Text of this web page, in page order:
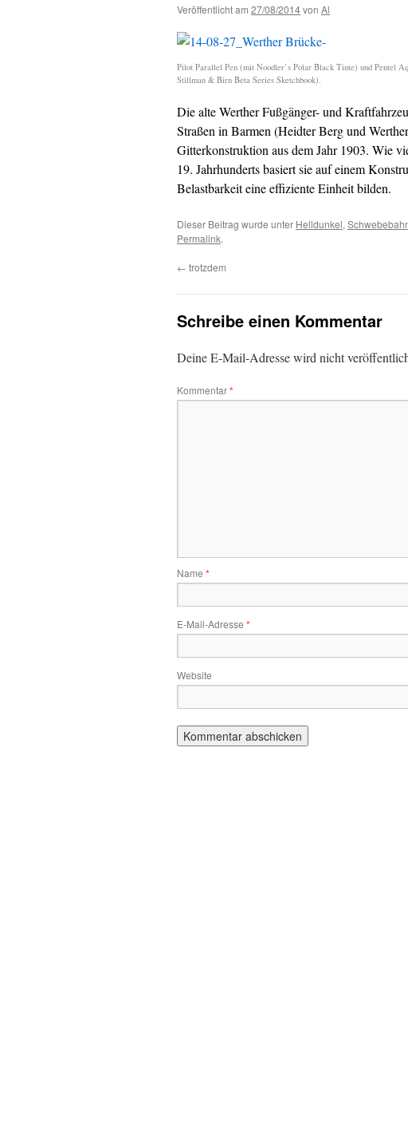
Veröffentlicht am 27/08/2014von Al
Pilot Parallel Pen (mit Noodler’s Polar Black Tinte) und Pentel
Stillman & Birn Beta Series Sketchbook).
Die alte Werther Fußgänger- und
Straßen in Barmen (Heidter Berg und
Gitterkonstruktion aus dem Jahr 1903. Wie
19. Jahrhunderts basiert sie auf einem
Belastbarkeit eine effiziente Einheit bilden.
Dieser Beitrag wurde unter Helldunkel,
Permalink.
← trotzdem
Schreibe einen Kommentar
Deine E-Mail-Adresse wird nicht
Kommentar*
Name *
E-Mail-Adresse *
Website